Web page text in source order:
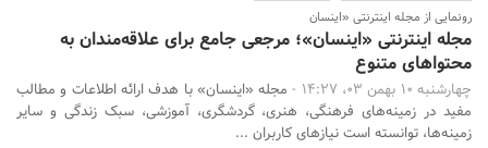
رونمایی از مجله اینترنتی «اینسان
مجله اینترنتی «اینسان»؛ مرجعی جامع برای علاقه‌مندان به
محتواهای متنوع
چهارشنبه 10 بهمن 03، 14:27 -
مجله «اینسان» با هدف ارائه اطلاعات و مطالب
مفید در زمینه‌های فرهنگی، هنری، گردشگری، آموزشی، سبک زندگی و سایر
زمینه‌ها، توانسته است نیازهای کاربران ...